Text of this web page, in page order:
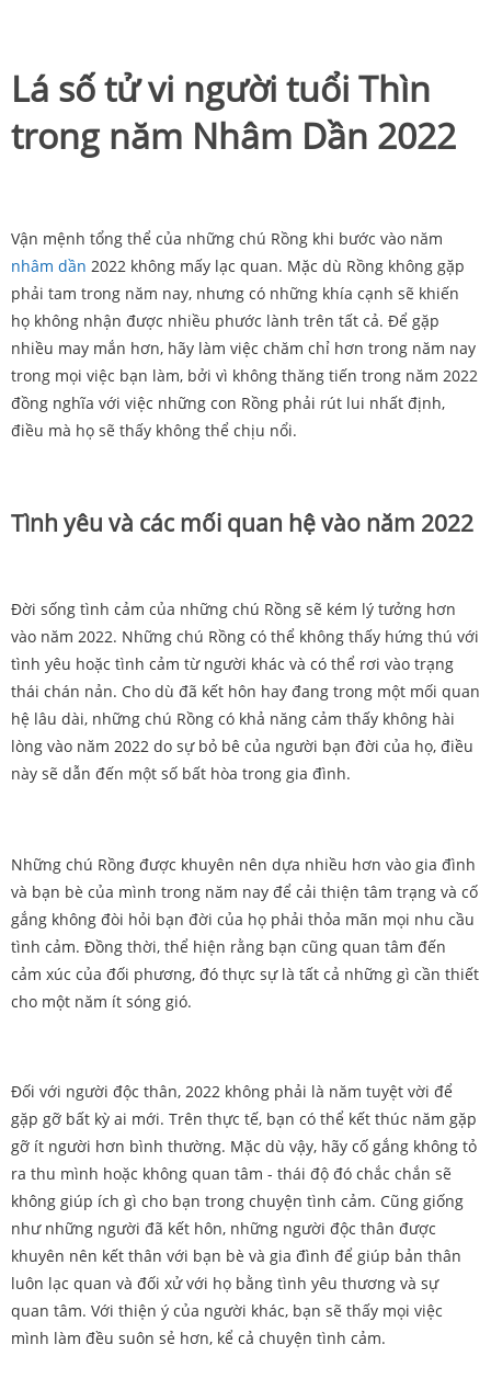
Lá số tử vi người tuổi Thìn
trong năm Nhâm Dần 2022
Vận mệnh tổng thể của những chú Rồng khi bước vào năm
nhâm dần 2022 không mấy lạc quan. Mặc dù Rồng không gặp
phải tam trong năm nay, nhưng có những khía cạnh sẽ khiến
họ không nhận được nhiều phước lành trên tất cả. Để gặp
nhiều may mắn hơn, hãy làm việc chăm chỉ hơn trong năm nay
trong mọi việc bạn làm, bởi vì không thăng tiến trong năm 2022
đồng nghĩa với việc những con Rồng phải rút lui nhất định,
điều mà họ sẽ thấy không thể chịu nổi.
Tình yêu và các mối quan hệ vào năm 2022
Đời sống tình cảm của những chú Rồng sẽ kém lý tưởng hơn
vào năm 2022. Những chú Rồng có thể không thấy hứng thú với
tình yêu hoặc tình cảm từ người khác và có thể rơi vào trạng
thái chán nản. Cho dù đã kết hôn hay đang trong một mối quan
hệ lâu dài, những chú Rồng có khả năng cảm thấy không hài
lòng vào năm 2022 do sự bỏ bê của người bạn đời của họ, điều
này sẽ dẫn đến một số bất hòa trong gia đình.
Những chú Rồng được khuyên nên dựa nhiều hơn vào gia đình
và bạn bè của mình trong năm nay để cải thiện tâm trạng và cố
gắng không đòi hỏi bạn đời của họ phải thỏa mãn mọi nhu cầu
tình cảm. Đồng thời, thể hiện rằng bạn cũng quan tâm đến
cảm xúc của đối phương, đó thực sự là tất cả những gì cần thiết
cho một năm ít sóng gió.
Đối với người độc thân, 2022 không phải là năm tuyệt vời để
gặp gỡ bất kỳ ai mới. Trên thực tế, bạn có thể kết thúc năm gặp
gỡ ít người hơn bình thường. Mặc dù vậy, hãy cố gắng không tỏ
ra thu mình hoặc không quan tâm - thái độ đó chắc chắn sẽ
không giúp ích gì cho bạn trong chuyện tình cảm. Cũng giống
như những người đã kết hôn, những người độc thân được
khuyên nên kết thân với bạn bè và gia đình để giúp bản thân
luôn lạc quan và đối xử với họ bằng tình yêu thương và sự
quan tâm. Với thiện ý của người khác, bạn sẽ thấy mọi việc
mình làm đều suôn sẻ hơn, kể cả chuyện tình cảm.